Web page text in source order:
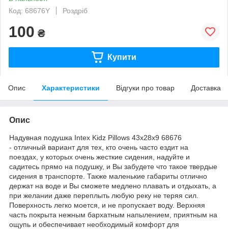
Код: 68676Y
Роздріб
100 ₴
Купити
Опис Характеристики Відгуки про товар Доставка
Опис
Надувная подушка Intex Kidz Pillows 43х28х9 68676
- отличный вариант для тех, кто очень часто ездит на
поездах, у которых очень жесткие сидения, надуйте и
садитесь прямо на подушку, и Вы забудете что такое твердые
сидения в транспорте. Также маленькие габариты отлично
держат на воде и Вы сможете медлено плавать и отдыхать, а
при желании даже переплыть любую реку не теряя сил.
Поверхность легко моется, и не пропускает воду. Верхняя
часть покрыта нежным бархатным напылением, приятным на
ощупь и обеспечивает необходимый комфорт для